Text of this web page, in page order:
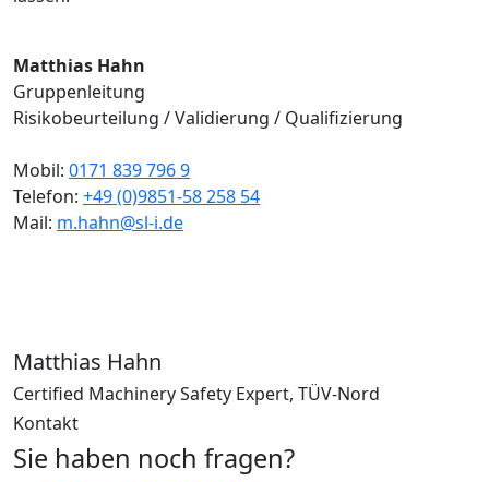
Matthias Hahn
Gruppenleitung
Risikobeurteilung / Validierung / Qualifizierung
Mobil: 0171 839 796 9
Telefon: +49 (0)9851-58 258 54
Mail: m.hahn@sl-i.de
Matthias Hahn
Certified Machinery Safety Expert, TÜV-Nord
Kontakt
Sie haben noch fragen?